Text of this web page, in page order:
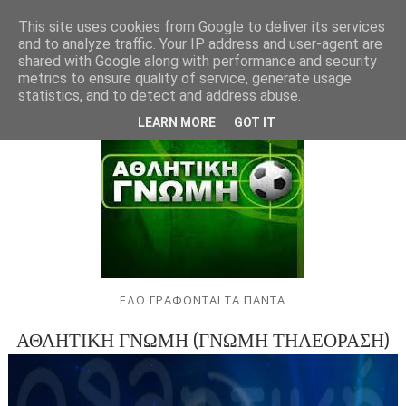
ΕΔΩ ΓΡΑΦΟΝΤΑΙ ΤΑ ΠΑΝΤΑ
ΑΘΛΗΤΙΚΗ ΓΝΩΜΗ (ΓΝΩΜΗ ΤΗΛΕΟΡΑΣΗ)
This site uses cookies from Google to deliver its services
and to analyze traffic. Your IP address and user-agent are
shared with Google along with performance and security
metrics to ensure quality of service, generate usage
statistics, and to detect and address abuse.
LEARN MORE GOT IT